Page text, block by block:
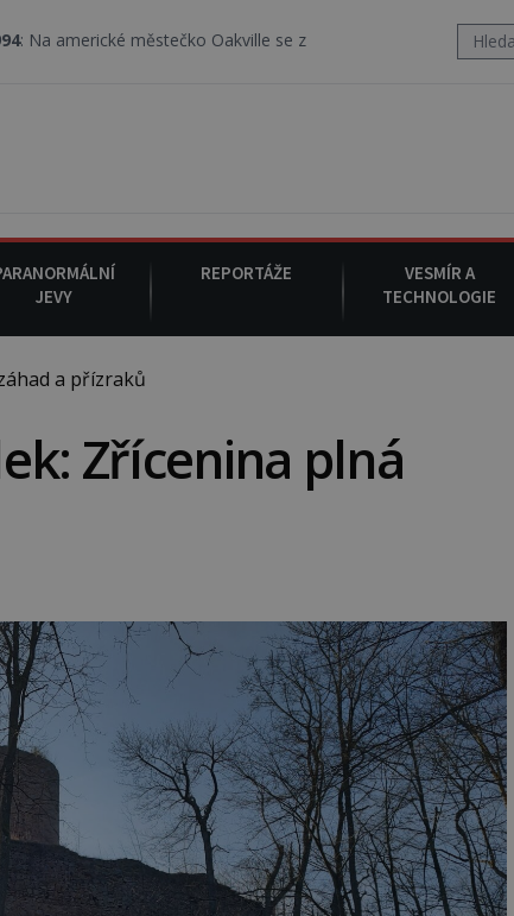
městečko Oakville se z nebe snáší podivná rosolovitá látka
JEVY
REPORTÁŽE
VESMÍR A
TECHNOLOGIE
a přízraků
Zřícenina plná